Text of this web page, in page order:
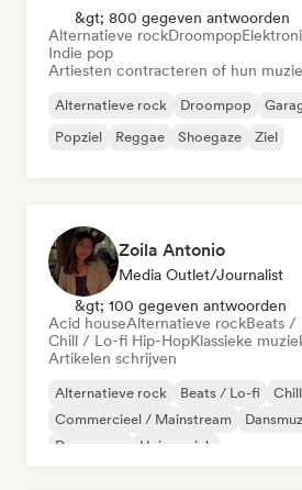
&gt; 800 gegeven antwoorden
Alternatieve rockDroompop
Indie pop
Artiesten contracteren of hun
Alternatieve rock Droompop
Popziel
Reggae Shoegaze Ziel
Zoila Antonio
Media Outlet/Journalist
&gt; 100 gegeven antwoorden
Acid houseAlternatieve rockBeats /
Chill / Lo-fi Hip-HopKlassieke
Artikelen schrijven
Alternatieve rock Beats / Lo-fi
Commercieel / Mainstream
Droompop
Huismuziek